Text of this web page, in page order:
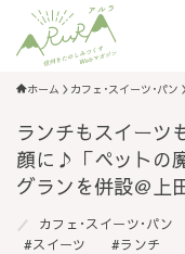
ホーム カフェ･スイーツ･パン
ランチもスイーツ
顔に♪「ペットの
グランを併設＠上
カフェ･スイーツ･パン
スイーツ
ランチ